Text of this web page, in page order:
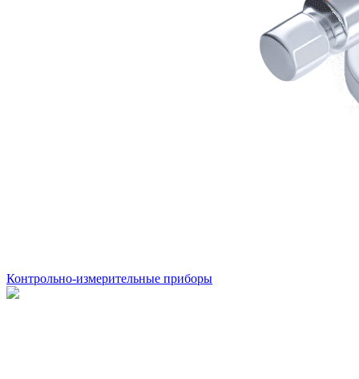
Контрольно-измерительные приборы